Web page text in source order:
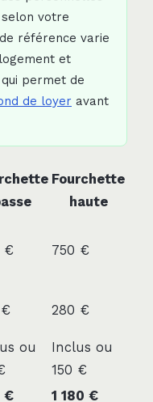
selon votre
référence varie
et
permet de
de loyer avant
Fourchette
haute
€ 750 €
€ 280 €
ou
Inclus ou
150 €
€ 1 180 €